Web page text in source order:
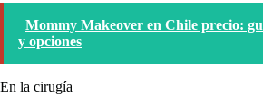
Mommy Makeover en Chile precio:
y opciones
En la cirugía